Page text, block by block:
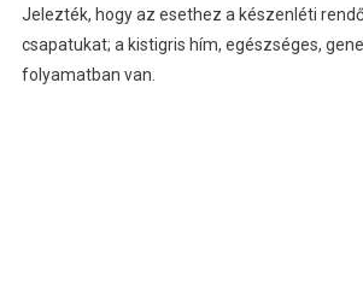
Jelezték, hogy az esethez a készenléti
csapatukat; a kistigris hím, egészséges,
folyamatban van.